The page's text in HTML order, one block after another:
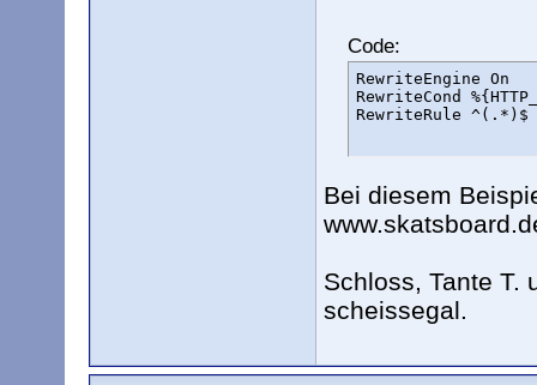
Code:
RewriteEngine On
RewriteCond
RewriteRule ^(.*)$
Bei diesem
Schloss, Tante T.
scheissegal.